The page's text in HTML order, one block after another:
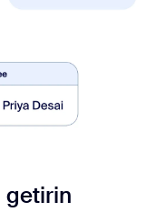
getirin